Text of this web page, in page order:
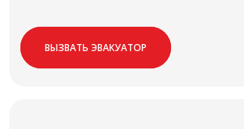
ВЫЗВАТЬ ЭВАКУАТОР